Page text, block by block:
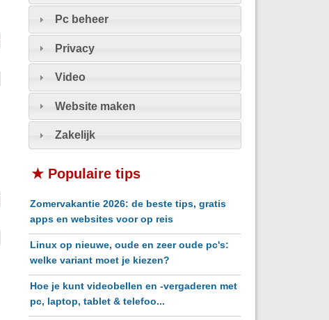
Pc beheer
Privacy
Video
Website maken
Zakelijk
★ Populaire tips
Zomervakantie 2026: de beste tips, gratis
apps en websites voor op reis
Linux op nieuwe, oude en zeer oude pc's:
welke variant moet je kiezen?
Hoe je kunt videobellen en -vergaderen met
pc, laptop, tablet & telefoo...